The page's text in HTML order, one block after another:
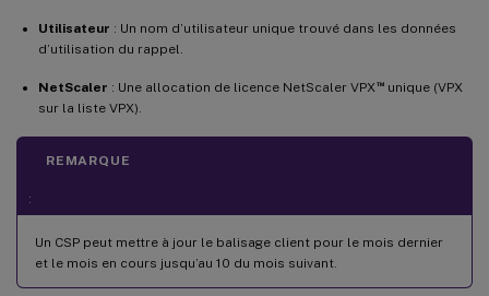
Utilisateur : Un nom d’utilisateur unique trouvé dans les données
d’utilisation du rappel.
NetScaler : Une allocation de licence NetScaler VPX™unique (VPX
sur la liste VPX).
REMARQUE
:
Un CSP peut mettre à jour le balisage client pour le mois dernier
et le mois en cours jusqu’au 10 du mois suivant.